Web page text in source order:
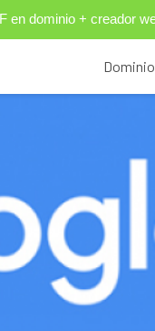
en dominio + creador